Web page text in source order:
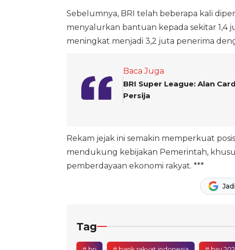
Sebelumnya, BRI telah beberapa kali
menyalurkan bantuan kepada sekitar
meningkat menjadi 3,2 juta penerima
Baca Juga
BRI Super League: Alan
Persija
Rekam jejak ini semakin memperkuat
mendukung kebijakan Pemerintah,
pemberdayaan ekonomi rakyat. ***
Tag